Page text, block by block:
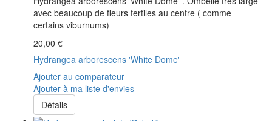
avec beaucoup de fleurs fertiles au centre ( comme
certains viburnums)
20,00 €
Hydrangea arborescens 'White Dome'
Ajouter au comparateur
Ajouter à ma liste d'envies
Détails